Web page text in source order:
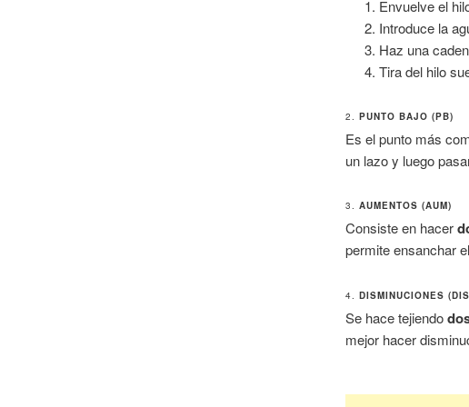
Envuelve el
Introduce la
Haz una
Tira del hilo
2. PUNTO BAJO (PB)
Es el punto más
un lazo y luego
3. AUMENTOS (AUM)
Consiste en hacer
permite ensanchar
4. DISMINUCIONES
Se hace tejiendo
mejor hacer